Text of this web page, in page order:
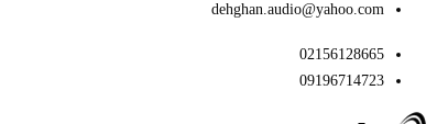
dehghan.audio@yahoo.com
02156128665
09196714723